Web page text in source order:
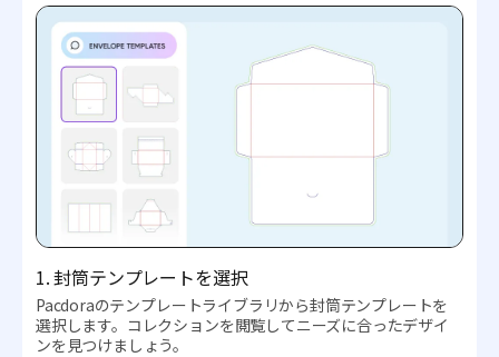
1. 封筒テンプレートを選択
Pacdoraのテンプレートライブラリから封筒テンプレートを
選択します。コレクションを閲覧してニーズに合ったデザイ
ンを見つけましょう。